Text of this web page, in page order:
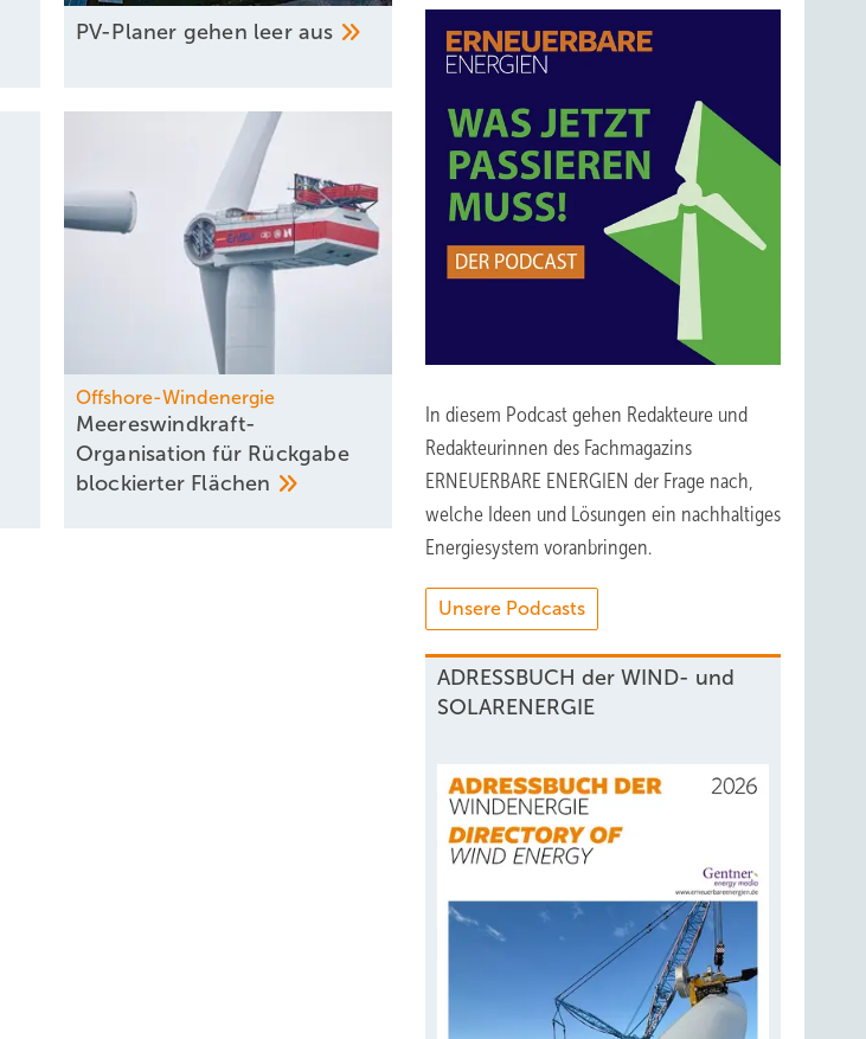
PV-Planer gehen leeraus
Offshore-Windenergie
Meereswindkraft-
Organisation für Rückgabe
blockierter Flächen
In diesem Podcast gehen Redakteure und
Redakteurinnen des Fachmagazins
ERNEUERBARE ENERGIEN der Frage nach,
welche Ideen und Lösungen ein nachhaltiges
Energiesystem voranbringen.
Unsere Podcasts
ADRESSBUCH der WIND- und
SOLARENERGIE